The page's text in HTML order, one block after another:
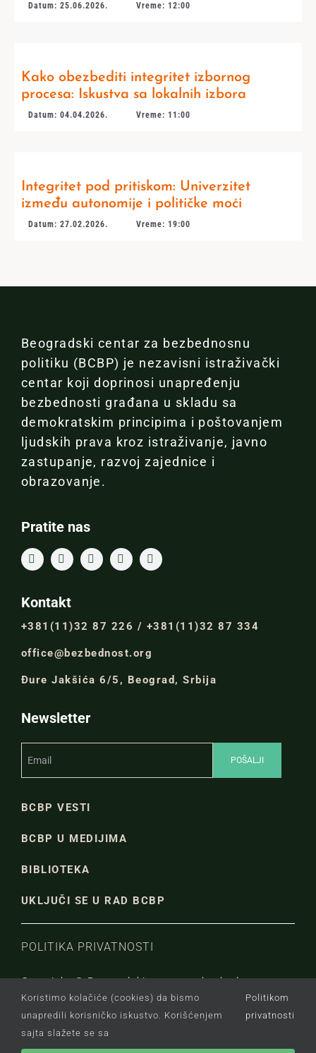
Datum: 25.06.2026. Vreme: 12:00
Kako obezbediti integritet izbornog
procesa: Iskustva sa lokalnih izbora
Datum: 04.04.2026. Vreme: 11:00
Integritet pod pritiskom: Univerzitet
između autonomije i političke moći
Datum: 27.02.2026. Vreme: 19:00
Beogradski centar za bezbednosnu
politiku (BCBP) je nezavisni istraživački
centar koji doprinosi unapređenju
bezbednosti građana u skladu sa
demokratskim principima i poštovanjem
ljudskih prava kroz istraživanje, javno
zastupanje, razvoj zajednice i
obrazovanje.
Pratite nas
Kontakt
+381(11)32 87 226 / +381(11)32 87 334
office@bezbednost.org
Đure Jakšića 6/5, Beograd, Srbija
Newsletter
BCBP VESTI
BCBP U MEDIJIMA
BIBLIOTEKA
UKLJUČI SE U RAD BCBP
POLITIKA PRIVATNOSTI
Copyright © Beogradski centar za bezbednosnu
Koristimo kolačiće (cookies) da bismo
unapredili korisničko iskustvo. Korišćenjem
sajta slažete se sa
Politikom
privatnosti